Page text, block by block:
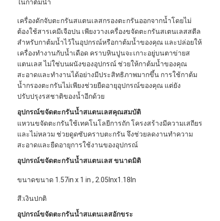
ในกาต้มน้ำ
เครื่องดักจับตะกรันสแตนเลสกรองตะกรันออกจากน้ำโดยไม่
ต้องใช้สารเคมีเจือปน เพียงวางเครื่องขจัดตะกรันสเตนเลสสตีล
สำหรับกาต้มน้ำไว้ในอุปกรณ์หรือกาต้มน้ำของคุณ และปล่อยให้
เครื่องทำงานกับน้ำเดือด คราบหินปูนจะเกาะอยู่บนตาข่ายส
แตนเลส ไม่ใช่บนผนังของอุปกรณ์ ช่วยให้กาต้มน้ำของคุณ
สะอาดและทำงานได้อย่างมีประสิทธิภาพมากขึ้น การใช้กาต้ม
น้ำกรองตะกรันไม่เพียงช่วยยืดอายุอุปกรณ์ของคุณ แต่ยัง
ปรับปรุงรสชาติของน้ำอีกด้วย
อุปกรณ์ขจัดตะกรันน้ำสแตนเลสคุณสมบัติ
แหวนขจัดตะกรันใช้เทคโนโลยีการถัก โครงสร้างมีความเสถียร
และไม่หลวม ช่วยดูดซับคราบตะกรัน จึงช่วยลดงานทำความ
สะอาดและยืดอายุการใช้งานของอุปกรณ์
อุปกรณ์ขจัดตะกรันน้ำสแตนเลส ขนาดมิติ
ขนาดขนาด 1.57in x 1 in , 2.05Inx1.18In
สี:เงินปกติ
อุปกรณ์ขจัดตะกรันน้ำสแตนเลสอักขระ